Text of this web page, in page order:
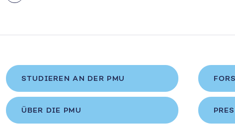
STUDIEREN AN DER PMU
ÜBER DIE PMU